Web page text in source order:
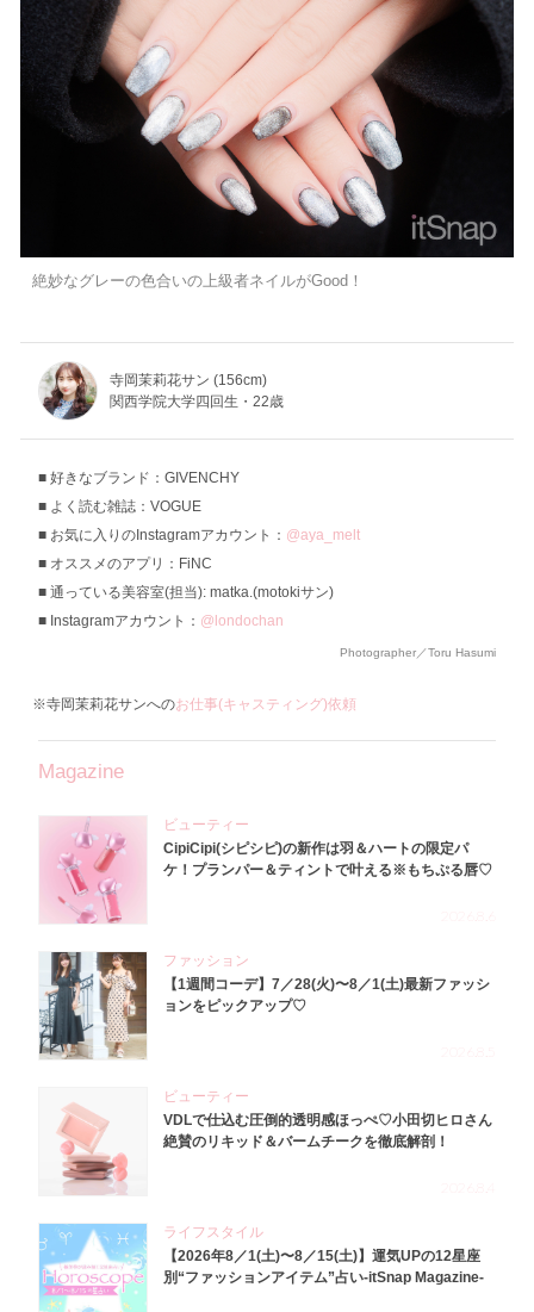
絶妙なグレーの色合いの上級者ネイルがGood！
寺岡茉莉花サン (156cm)
関西学院大学四回生・22歳
好きなブランド：GIVENCHY
よく読む雑誌：VOGUE
お気に入りのInstagramアカウント： @aya_melt
オススメのアプリ：FiNC
通っている美容室(担当): matka.(motokiサン)
Instagramアカウント： @londochan
Photographer／Toru Hasumi
※寺岡茉莉花サンへのお仕事(キャスティング)依頼
Magazine
ビューティー
CipiCipi(シピシピ)の新作は羽＆ハートの限定パ
ケ！プランパー＆ティントで叶える※もちぷる唇♡
ファッション
【1週間コーデ】7／28(火)〜8／1(土)最新ファッシ
ョンをピックアップ♡
ビューティー
VDLで仕込む圧倒的透明感ほっぺ♡小田切ヒロさん
絶賛のリキッド＆バームチークを徹底解剖！
ライフスタイル
【2026年8／1(土)〜8／15(土)】運気UPの12星座
別“ファッションアイテム”占い-itSnap Magazine-